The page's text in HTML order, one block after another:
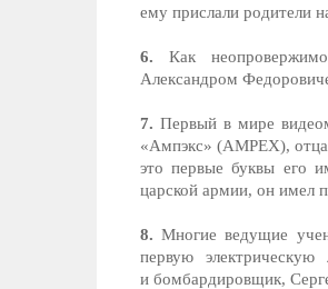
ему прислали родители
6. Как
Александром
7. Первый в мире
«Ампэкс» (AMPEX),
это первые буквы его
царской армии, он имел
8. Многие ведущие
первую
и бомбардировщик,